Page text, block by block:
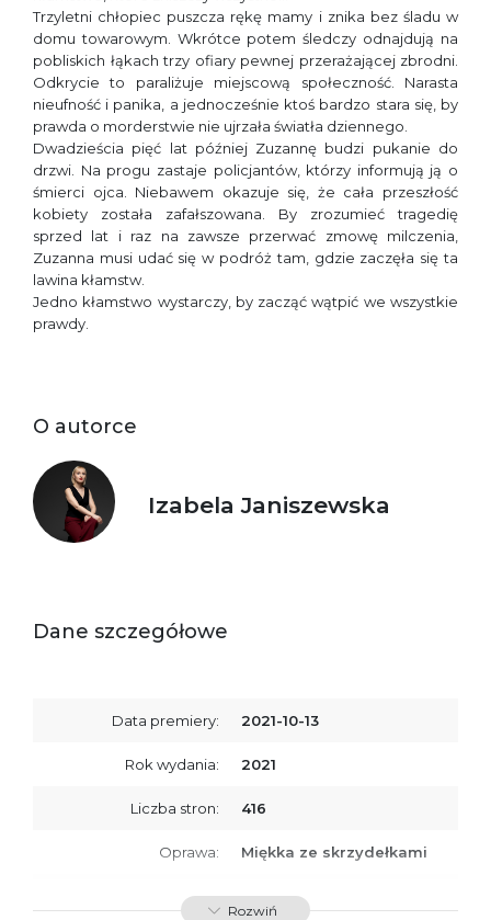
Trzyletni chłopiec puszcza rękę mamy i znika bez śladu w
domu towarowym. Wkrótce potem śledczy odnajdują na
pobliskich łąkach trzy ofiary pewnej przerażającej zbrodni.
Odkrycie to paraliżuje miejscową społeczność. Narasta
nieufność i panika, a jednocześnie ktoś bardzo stara się, by
prawda o morderstwie nie ujrzała światła dziennego.
Dwadzieścia pięć lat później Zuzannę budzi pukanie do
drzwi. Na progu zastaje policjantów, którzy informują ją o
śmierci ojca. Niebawem okazuje się, że cała przeszłość
kobiety została zafałszowana. By zrozumieć tragedię
sprzed lat i raz na zawsze przerwać zmowę milczenia,
Zuzanna musi udać się w podróż tam, gdzie zaczęła się ta
lawina kłamstw.
Jedno kłamstwo wystarczy, by zacząć wątpić we wszystkie
prawdy.
O autorce
Izabela Janiszewska
Dane szczegółowe
Data premiery: 2021-10-13
Rok wydania: 2021
Liczba stron: 416
Oprawa: Miękka ze skrzydełkami
ISBN 9788366981065
Rozwiń